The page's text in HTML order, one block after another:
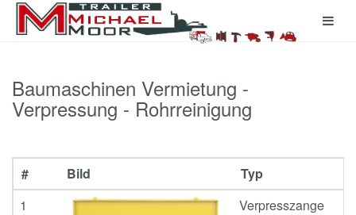
Baumaschinen Vermietung -
Verpressung - Rohrreinigung
# Bild
Typ
1
Verpresszange